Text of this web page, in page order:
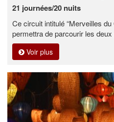
21 journées/20 nuits
Ce circuit intitulé “Merveilles
permettra de parcourir les
Voir plus